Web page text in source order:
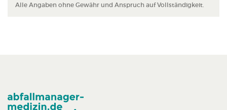
Alle Angaben ohne Gewähr und Anspruch auf Vollständigkeit.